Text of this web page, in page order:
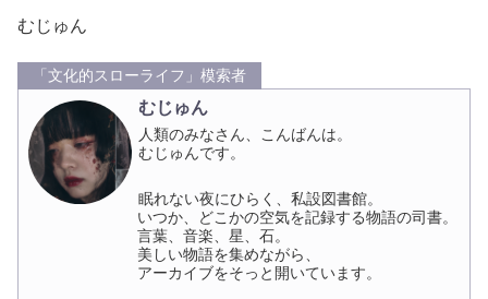
b
o
o
k
o
n
むじゅん
「文化的スローライフ」模索者
むじゅん
人類のみなさん、こんばんは。
むじゅんです。
眠れない夜にひらく、私設図書館。
いつか、どこかの空気を記録する物語の司書。
言葉、音楽、星、石。
美しい物語を集めながら、
アーカイブをそっと開いています。